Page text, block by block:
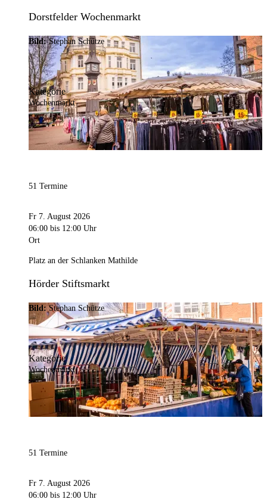
Dorstfelder Wochenmarkt
Bild:Stephan Schütze
Kategorie
Wochenmarkt
51 Termine
Fr 7. August 2026
06:00 bis 12:00 Uhr
Ort
Platz an der Schlanken Mathilde
Hörder Stiftsmarkt
Bild:Stephan Schütze
Kategorie
Wochenmarkt
51 Termine
Fr 7. August 2026
06:00 bis 12:00 Uhr